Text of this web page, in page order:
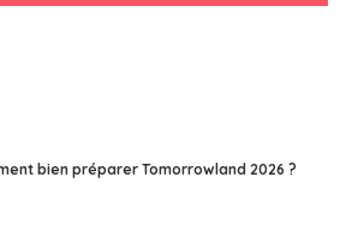
bien préparer Tomorrowland 2026 ?